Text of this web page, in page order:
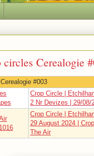
Cerealogie
#003
Crop Circle |
2 Nr Devizes | 29/08/
Crop Circle |
29 August 2024 |
The Air